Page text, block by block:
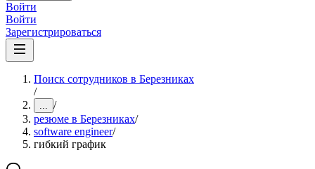
Войти
Войти
Зарегистрироваться
Поиск сотрудников в Березниках
/
... /
резюме в Березниках/
software engineer/
гибкий график